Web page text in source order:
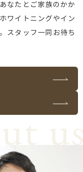
なたとご家族のかか
ワイトニングやイン
スタッフ一同お待ち